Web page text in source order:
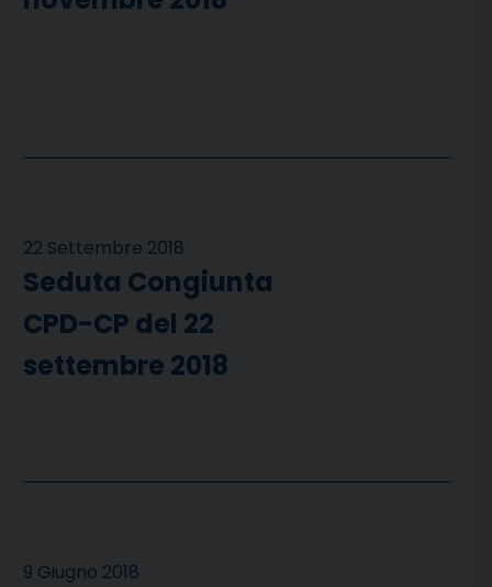
22 Settembre 2018
Seduta Congiunta
CPD-CP del 22
settembre 2018
9 Giugno 2018